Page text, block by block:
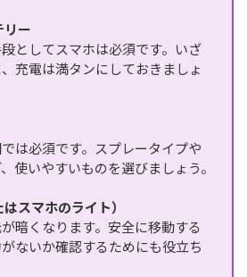
ー
としてスマホは必須です。いざ
充電は満タンにしておきましょ
は必須です。スプレータイプや
使いやすいものを選びましょう。
スマホのライト）
暗くなります。安全に移動する
ないか確認するためにも役立ち